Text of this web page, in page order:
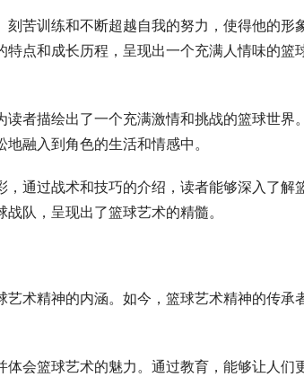
苦训练和不断超越自我的努力，使得他的形
点和成长历程，呈现出一个充满人情味的篮
者描绘出了一个充满激情和挑战的篮球世界
融入到角色的生活和情感中。
通过战术和技巧的介绍，读者能够深入了解
队，呈现出了篮球艺术的精髓。
艺术精神的内涵。如今，篮球艺术精神的传承
会篮球艺术的魅力。通过教育，能够让人们